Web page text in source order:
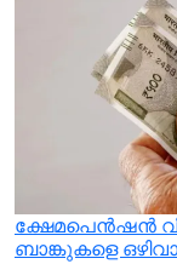
ക്ഷേമപെൻഷൻ
ബാങ്കുകളെ